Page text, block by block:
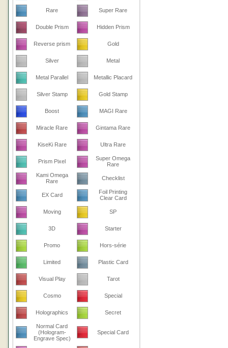
Rare Super Rare
Double Prism Hidden Prism
Reverse prism Gold
Silver Metal
Metal Parallel Metallic Placard
Silver Stamp Gold Stamp
Boost MAGI Rare
Miracle Rare Gintama Rare
KiseKi Rare Ultra Rare
Prism Pixel
Super Omega
Rare
Kami Omega
Rare
Checklist
EX Card
Foil Printing
Clear Card
Moving SP
3D Starter
Promo Hors-série
Limited Plastic Card
Visual Play Tarot
Cosmo Special
Holographics Secret
Normal Card
(Hologram-
Engrave Spec)
Special Card